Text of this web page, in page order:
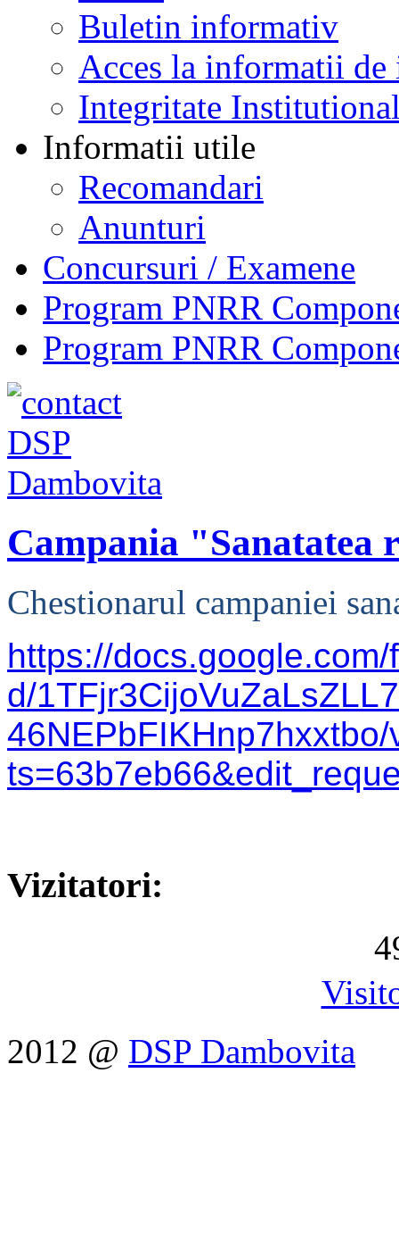
Buletin informativ
Acces la informatii de
Integritate
Informatii utile
Recomandari
Anunturi
Concursuri / Examene
Program PNRR
Program PNRR
Campania "Sanatatea
Chestionarul campaniei
https://docs.google.com/
d/
Vizitatori:
4
2012 @ DSP Dambovita